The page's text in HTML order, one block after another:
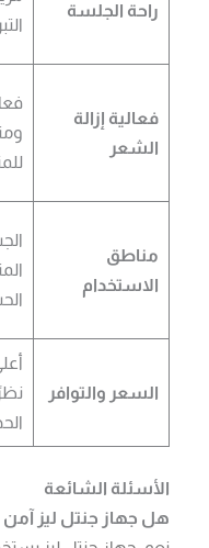
راحة الجلسة
فعالية إزالة
الشعر
مناطق
الاستخدام
السعر والتوافر
الأسئلة الشائعة
هل جهاز جنتل ليز آمن